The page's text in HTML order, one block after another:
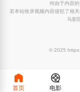
何由于内容
若本站收录视频内容侵犯了相
马影
© 2025
首页 电影